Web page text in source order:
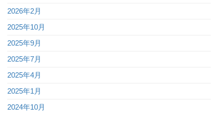
2026年2月
2025年10月
2025年9月
2025年7月
2025年4月
2025年1月
2024年10月